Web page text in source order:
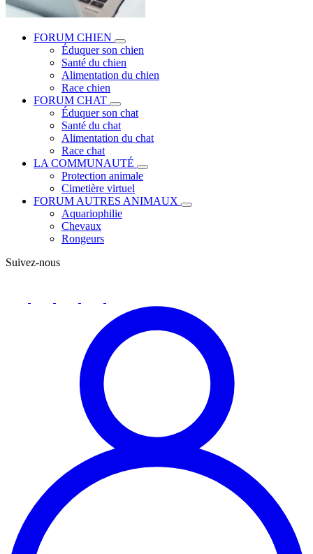
FORUM CHIEN
Éduquer son chien
Santé du chien
Alimentation du chien
Race chien
FORUM CHAT
Éduquer son chat
Santé du chat
Alimentation du chat
Race chat
LA COMMUNAUTÉ
Protection animale
Cimetière virtuel
FORUM AUTRES ANIMAUX
Aquariophilie
Chevaux
Rongeurs
Suivez-nous